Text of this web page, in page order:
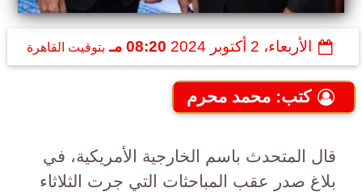
الأربعاء، 2 أكتوبر 2024 08:20 مـ بتوقيت القاهرة
كتب: محمد محرم
قال المتحدث باسم الخارجية الأمريكية، في
بلاغ صدر عقب المباحثات التي جرت الثلاثاء